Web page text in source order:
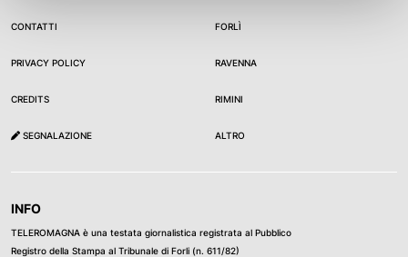
L’esperienza degli specialisti dell’Esercito di Castel
competenza (Regione Marche, Umbria e nelle province di
Repubblica di San Marino).
CONTATTI
PRIVACY POLICY
CREDITS
SEGNALAZIONE
FORLÌ
RAVENNA
RIMINI
ALTRO
INFO
TELEROMAGNA è una testata giornalistica registrata al Pubblico
Registro della Stampa al Tribunale di Forli (n. 611/82)